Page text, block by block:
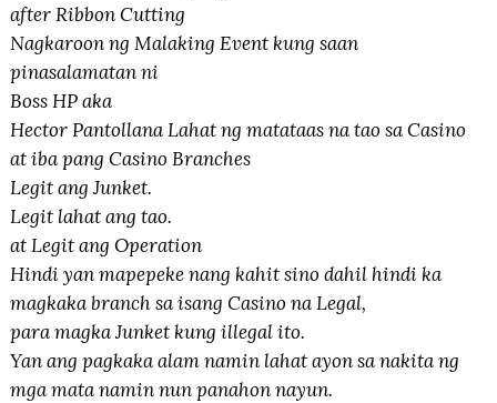
after Ribbon Cutting
Nagkaroon ng Malaking Event kung saan
pinasalamatan ni
Boss HP aka
Hector Pantollana Lahat ng matataas na tao sa Casino
at iba pang Casino Branches
Legit ang Junket.
Legit lahat ang tao.
at Legit ang Operation
Hindi yan mapepeke nang kahit sino dahil hindi ka
magkaka branch sa isang Casino na Legal,
para magka Junket kung illegal ito.
Yan ang pagkaka alam namin lahat ayon sa nakita ng
mga mata namin nun panahon nayun.